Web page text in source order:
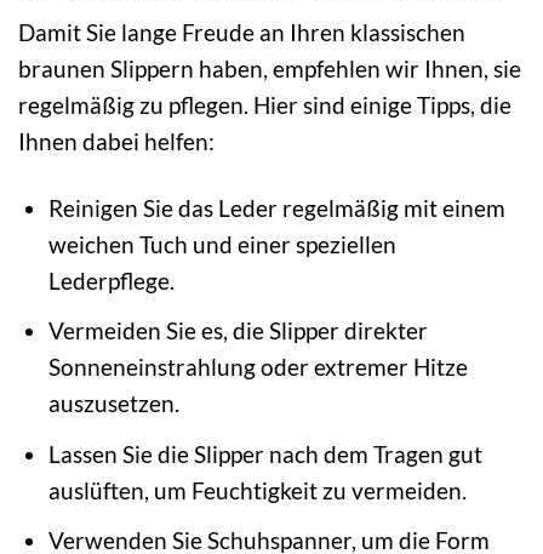
Damit Sie lange Freude an Ihren klassischen
braunen Slippern haben, empfehlen wir Ihnen, sie
regelmäßig zu pflegen. Hier sind einige Tipps, die
Ihnen dabei helfen:
Reinigen Sie das Leder regelmäßig mit einem
weichen Tuch und einer speziellen
Lederpflege.
Vermeiden Sie es, die Slipper direkter
Sonneneinstrahlung oder extremer Hitze
auszusetzen.
Lassen Sie die Slipper nach dem Tragen gut
auslüften, um Feuchtigkeit zu vermeiden.
Verwenden Sie Schuhspanner, um die Form